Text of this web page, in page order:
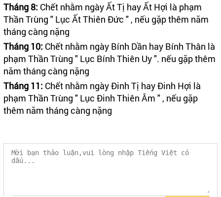
Tháng 8: Chết nhằm ngày Ất Tị hay Ất Hợi là phạm
Thần Trùng " Lục Ất Thiên Đức " , nếu gặp thêm năm
tháng càng nặng
Tháng 10: Chết nhằm ngày Bính Dần hay Bính Thân là
phạm Thần Trùng " Lục Bính Thiên Uy ". nếu gặp thêm
năm tháng càng nặng
Tháng 11: Chết nhằm ngày Đinh Tị hay Đinh Hợi là
phạm Thần Trùng " Lục Đinh Thiên Âm " , nếu gặp
thêm năm tháng càng nặng